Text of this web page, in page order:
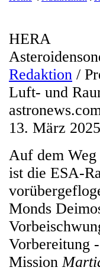
HERA
Redaktion /
Luft- und
13. März 2025
Auf dem
ist die ESA-
Monds
Vorbereitung
Mission